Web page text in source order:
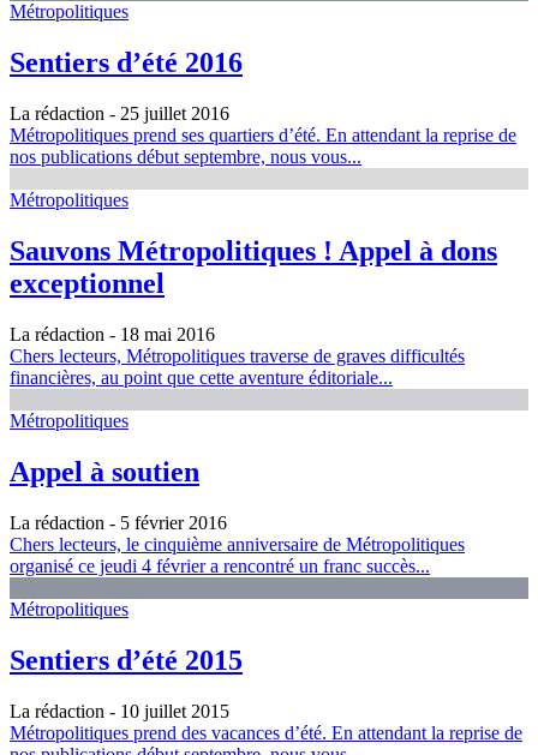
Métropolitiques
Sentiers d’été 2016
La rédaction - 25 juillet 2016
Métropolitiques prend ses quartiers d’été. En attendant la reprise de
nos publications début septembre, nous vous...
Métropolitiques
Sauvons Métropolitiques ! Appel à dons
exceptionnel
La rédaction - 18 mai 2016
Chers lecteurs, Métropolitiques traverse de graves difficultés
financières, au point que cette aventure éditoriale...
Métropolitiques
Appel à soutien
La rédaction - 5 février 2016
Chers lecteurs, le cinquième anniversaire de Métropolitiques
organisé ce jeudi 4 février a rencontré un franc succès...
Métropolitiques
Sentiers d’été 2015
La rédaction - 10 juillet 2015
Métropolitiques prend des vacances d’été. En attendant la reprise de